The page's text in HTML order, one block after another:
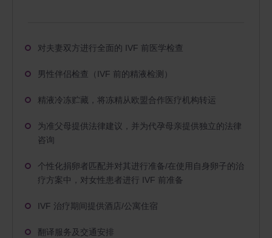
对夫妻双方进行全面的 IVF 前医学检查
男性伴侣检查（IVF 前的精液检测）
精液冷冻贮藏，将冻精从欧盟合作医疗机构转运
为准父母提供法律建议，并为代孕母亲提供独立的法律
咨询
个性化捐卵者匹配并对其进行准备/在使用自身卵子的治
疗方案中，对女性患者进行 IVF 前准备
IVF 治疗期间提供酒店/公寓住宿
翻译服务及交通安排